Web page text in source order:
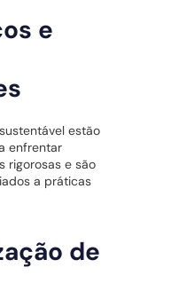
e
estão
enfrentar
rigorosas e são
a práticas
de